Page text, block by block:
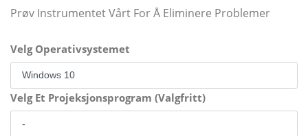
Prøv Instrumentet Vårt For Å Eliminere Problemer
Velg Operativsystemet
Velg Et Projeksjonsprogram (Valgfritt)